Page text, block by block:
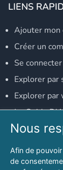
LIENS
Ajouter mon
Créer un
Se connecter
Explorer par
Explorer par
Le Guide
NOS
Notre page
Nous
Afin de
de